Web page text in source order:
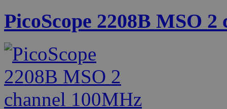
PicoScope 2208B MSO